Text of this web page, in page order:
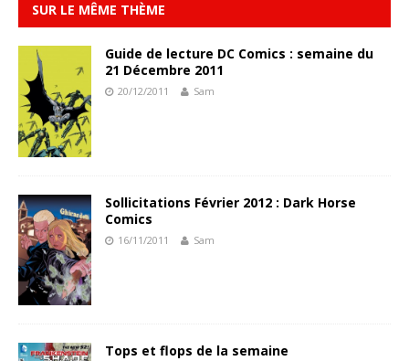
SUR LE MÊME THÈME
Guide de lecture DC Comics : semaine du
21 Décembre 2011
20/12/2011 Sam
Sollicitations Février 2012 : Dark Horse
Comics
16/11/2011 Sam
Tops et flops de la semaine